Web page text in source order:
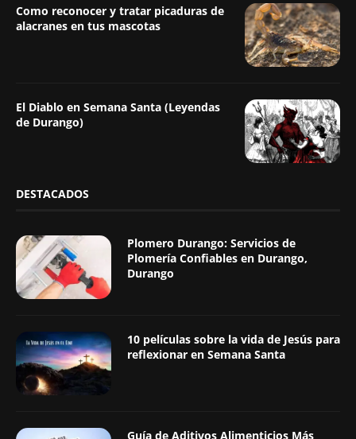
Como reconocer y tratar picaduras de
alacranes en tus mascotas
El Diablo en Semana Santa (Leyendas
de Durango)
DESTACADOS
Plomero Durango: Servicios de
Plomería Confiables en Durango,
Durango
10 películas sobre la vida de Jesús para
reflexionar en Semana Santa
Guía de Aditivos Alimenticios Más